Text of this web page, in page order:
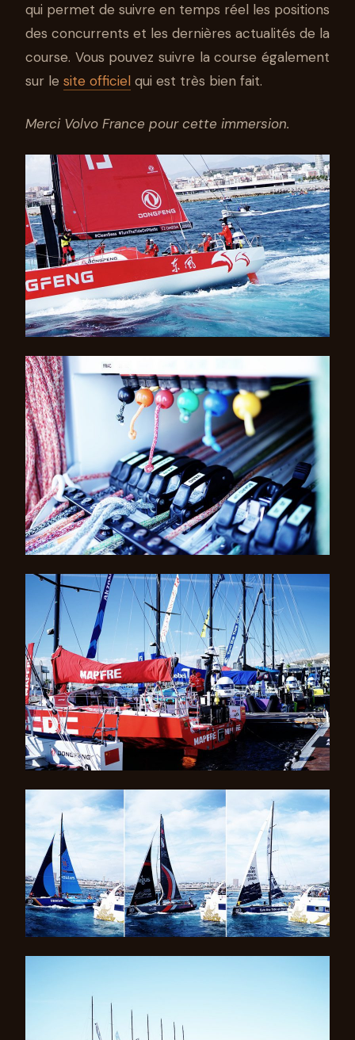
qui permet de suivre en temps réel les positions
des concurrents et les dernières actualités de la
course. Vous pouvez suivre la course également
sur le site officiel qui est très bien fait.
Merci Volvo France pour cette immersion.